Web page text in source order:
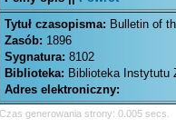
Tytuł czasopisma: Bulletin of
Zasób: 1896
Sygnatura: 8102
Biblioteka: Biblioteka Instytutu
Adres elektroniczny:
Czas generowania strony: 0.005 secs.